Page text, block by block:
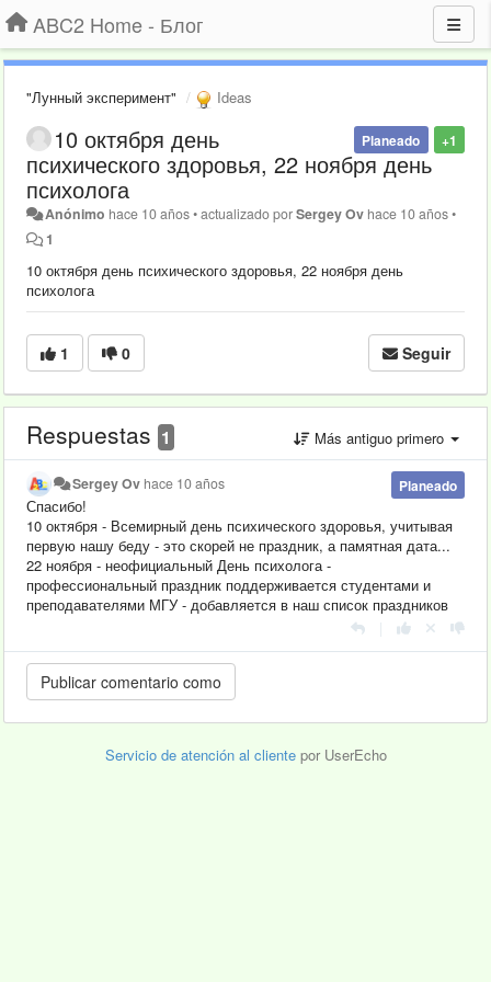
ABC2 Home - Блог
"Лунный эксперимент" Ideas
+1
Planeado
10 октября день
психического здоровья, 22 ноября день
психолога
Anónimo hace 10 años•actualizado porSergey Ov hace 10 años•
1
10 октября день психического здоровья, 22 ноября день
психолога
1 0 Seguir
Respuestas 1 Más antiguo primero
Planeado
Sergey Ov hace 10 años
Спасибо!
10 октября - Всемирный день психического здоровья, учитывая
первую нашу беду - это скорей не праздник, а памятная дата...
22 ноября - неофициальный День психолога -
профессиональный праздник поддерживается студентами и
преподавателями МГУ - добавляется в наш список праздников
Servicio de atención al cliente por UserEcho